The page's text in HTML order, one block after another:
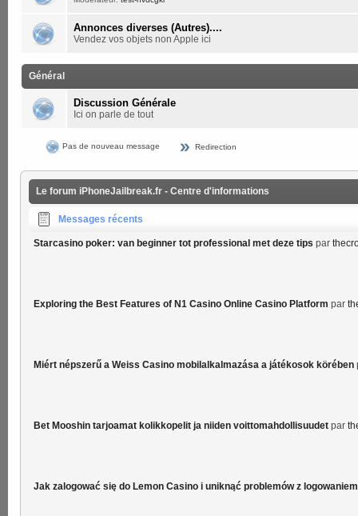
Annonces diverses (Autres)....
Vendez vos objets non Apple ici
Général
Discussion Générale
Ici on parle de tout
Pas de nouveau message Redirection
Le forum iPhoneJailbreak.fr - Centre d'informations
Messages récents
Starcasino poker: van beginner tot professional met deze tips par
Exploring the Best Features of N1 Casino Online Casino Platform par
Miért népszerű a Weiss Casino mobilalkalmazása a játékosok körében
Bet Mooshin tarjoamat kolikkopelit ja niiden voittomahdollisuudet par
Jak zalogować się do Lemon Casino i uniknąć problemów z logowaniem